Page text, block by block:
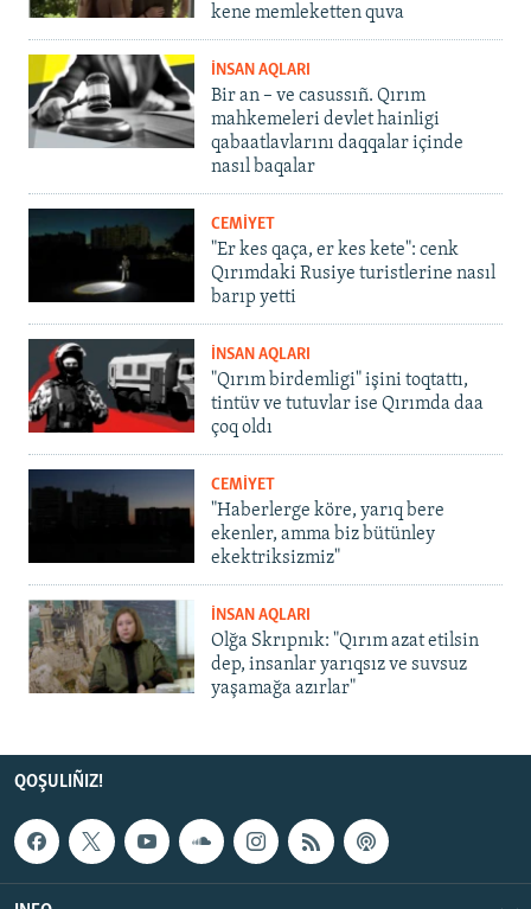
kene memleketten quva
İNSAN AQLARI
Bir an – ve casussıñ. Qırım
mahkemeleri devlet hainligi
qabaatlavlarını daqqalar içinde
nasıl baqalar
CEMİYET
"Er kes qaça, er kes kete": cenk
Qırımdaki Rusiye turistlerine nasıl
barıp yetti
İNSAN AQLARI
"Qırım birdemligi" işini toqtattı,
tintüv ve tutuvlar ise Qırımda daa
çoq oldı
CEMİYET
"Haberlerge köre, yarıq bere
ekenler, amma biz bütünley
ekektriksizmiz"
İNSAN AQLARI
Olğa Skrıpnık: "Qırım azat etilsin
dep, insanlar yarıqsız ve suvsuz
yaşamağa azırlar"
QOŞULIÑIZ!